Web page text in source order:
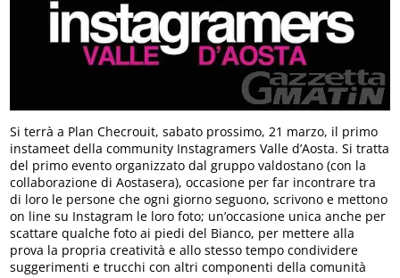
Si terrà a Plan Checrouit, sabato prossimo, 21 marzo, il primo
instameet della community Instagramers Valle d’Aosta. Si tratta
del primo evento organizzato dal gruppo valdostano (con la
collaborazione di Aostasera), occasione per far incontrare tra
di loro le persone che ogni giorno seguono, scrivono e mettono
on line su Instagram le loro foto; un’occasione unica anche per
scattare qualche foto ai piedi del Bianco, per mettere alla
prova la propria creatività e allo stesso tempo condividere
suggerimenti e trucchi con altri componenti della comunità